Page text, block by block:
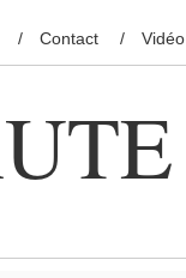
Contact Vidéo